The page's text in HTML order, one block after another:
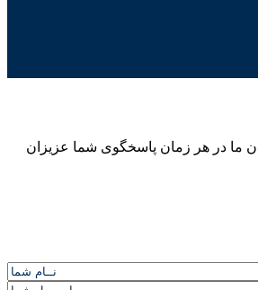
ما در هر زمان پاسخگوی شما عزیزان